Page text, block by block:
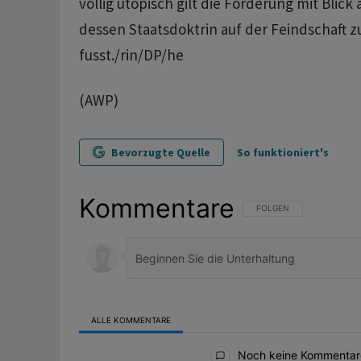
dessen Staatsdoktrin auf der Feindschaft
fusst./rin/DP/he
(AWP)
Bevorzugte Quelle So funktioniert's
Kommentare FOLGE DIESER
FOLGEN
ALLE KOMMENTARE
Noch keine